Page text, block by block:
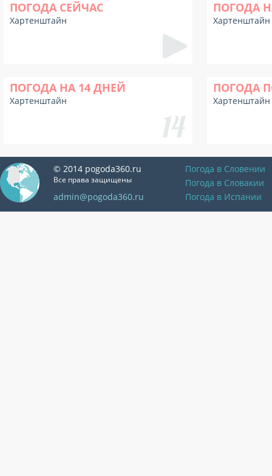
ПОГОДА СЕЙЧАС
Хартенштайн
ПОГОДА
Хартенштайн
ПОГОДА НА 14 ДНЕЙ
Хартенштайн
ПОГОДА
Хартенштайн
© 2014 pogoda360.ru
Все права защищены
admin@pogoda360.ru
Погода в Словении
Погода в Словакии
Погода в Испании